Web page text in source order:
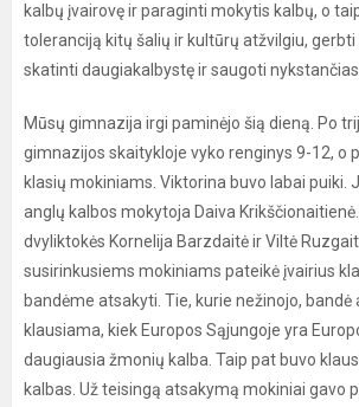
kalbų įvairovę ir paraginti mokytis kalbų, o
toleranciją kitų šalių ir kultūrų atžvilgiu, gerbti
skatinti daugiakalbystę ir saugoti nykstančias
Mūsų gimnazija irgi paminėjo šią dieną. Po
gimnazijos skaitykloje vyko renginys 9-12, o
klasių mokiniams. Viktorina buvo labai puiki.
anglų kalbos mokytoja Daiva
dvyliktokės Kornelija Barzdaitė ir Viltė
susirinkusiems mokiniams pateikė įvairius
bandėme atsakyti. Tie, kurie nežinojo, bandė
klausiama, kiek Europos Sąjungoje yra
daugiausia žmonių kalba. Taip pat buvo
kalbas. Už teisingą atsakymą mokiniai gavo